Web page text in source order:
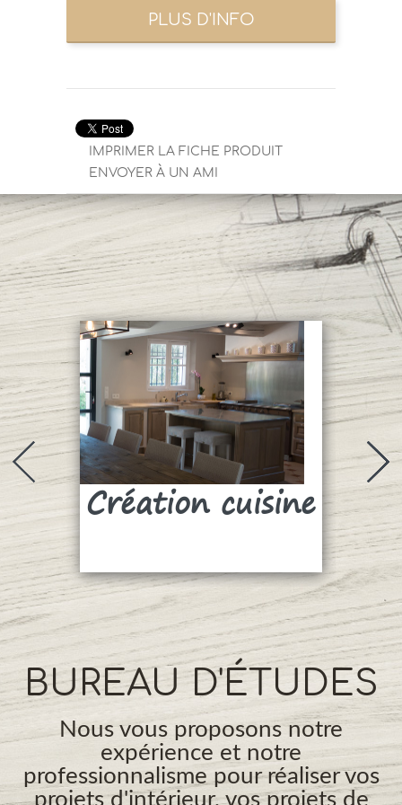
IMPRIMER LA FICHE PRODUIT
ENVOYER À UN AMI
Création cuisine
BUREAU D'ÉTUDES
Nous vous proposons notre
expérience et notre
professionnalisme pour réaliser vos
projets d'intérieur, vos projets de